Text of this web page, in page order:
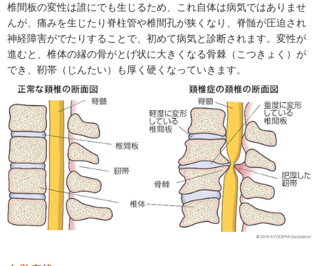
椎間板の変性は誰にでも生じるため、これ自体は病気ではありませ
んが、痛みを生じたり脊柱管や椎間孔が狭くなり、脊髄が圧迫され
神経障害がでたりすることで、初めて病気と診断されます。変性が
進むと、椎体の縁の骨がとげ状に大きくなる骨棘（こつきょく）が
でき、靭帯（じんたい）も厚く硬くなっていきます。